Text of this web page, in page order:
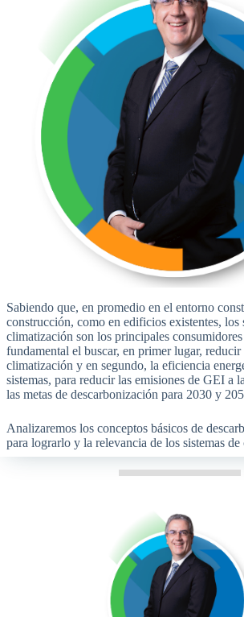
Sabiendo que, en promedio en el entorno
construcción, como en edificios existentes, los
climatización son los principales
fundamental el buscar, en primer lugar,
climatización y en segundo, la eficiencia
sistemas, para reducir las emisiones de GEI a
las metas de descarbonización para 2030 y
Analizaremos los conceptos básicos de
para lograrlo y la relevancia de los sistemas